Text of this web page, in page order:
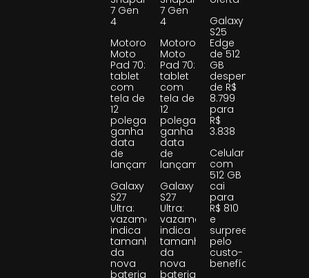
7 Gen
4
Motorola
Moto
Pad 70:
tablet
com
tela de
12
polegadas
ganha
data
de
lançamento
Galaxy
S27
Ultra:
vazamento
indica
tamanho
da
nova
bateria
7 Gen
4
Motorola
Moto
Pad 70:
tablet
com
tela de
12
polegadas
ganha
data
de
lançamento
Galaxy
S27
Ultra:
vazamento
indica
tamanho
da
nova
bateria
Galaxy
S25
Edge
de 512
GB
despenca
de R$
8.799
para
R$
3.838
Celular
com
512 GB
cai
para
R$ 810
e
surpreende
pelo
custo-
benefício